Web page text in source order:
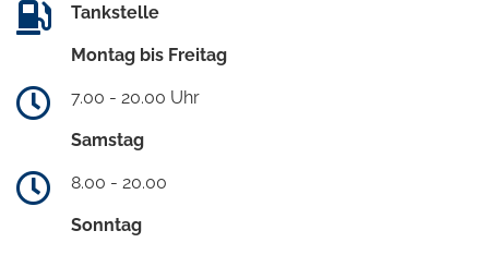
Tankstelle
Montag bis Freitag
7.00 - 20.00 Uhr
Samstag
8.00 - 20.00
Sonntag